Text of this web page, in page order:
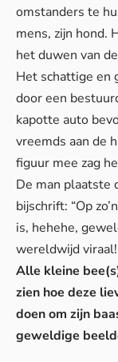
omstanders te
mens, zijn hond.
het duwen van
Het schattige en
door een
kapotte auto
vreemds aan de
figuur mee zag
De man plaatste
bijschrift: “Op
is, hehehe,
wereldwijd viraal!
Alle kleine
zien hoe deze
doen om zijn
geweldige